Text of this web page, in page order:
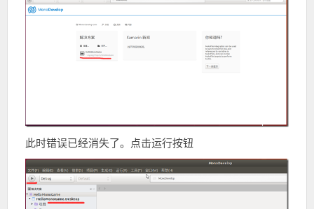
此时错误已经消失了。点击运行按钮